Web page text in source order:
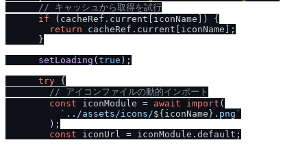
/ / キャッシュから取得を試行
if (cacheRef. current [iconName]) {
return cacheRef. current [iconName];
      }
setLoading ( true );
try {
/ / アイコンファイルの動的インポート
const iconModule = await import (
`.. /assets /icons /${iconName} .png`
        );
const iconUrl = iconModule. default ;